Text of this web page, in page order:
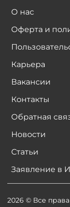
О нас
Оферта и
Карьера
Вакансии
Контакты
Обратная
Новости
Статьи
Заявление в
2026 © Все